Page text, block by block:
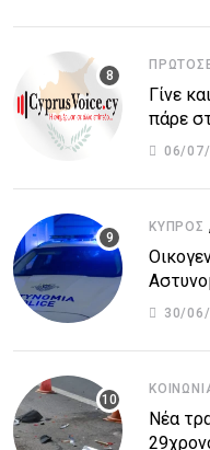
Γίνε
πάρε
στείλε
06/
ΚΎΠΡΟΣ
και30/
Νέα